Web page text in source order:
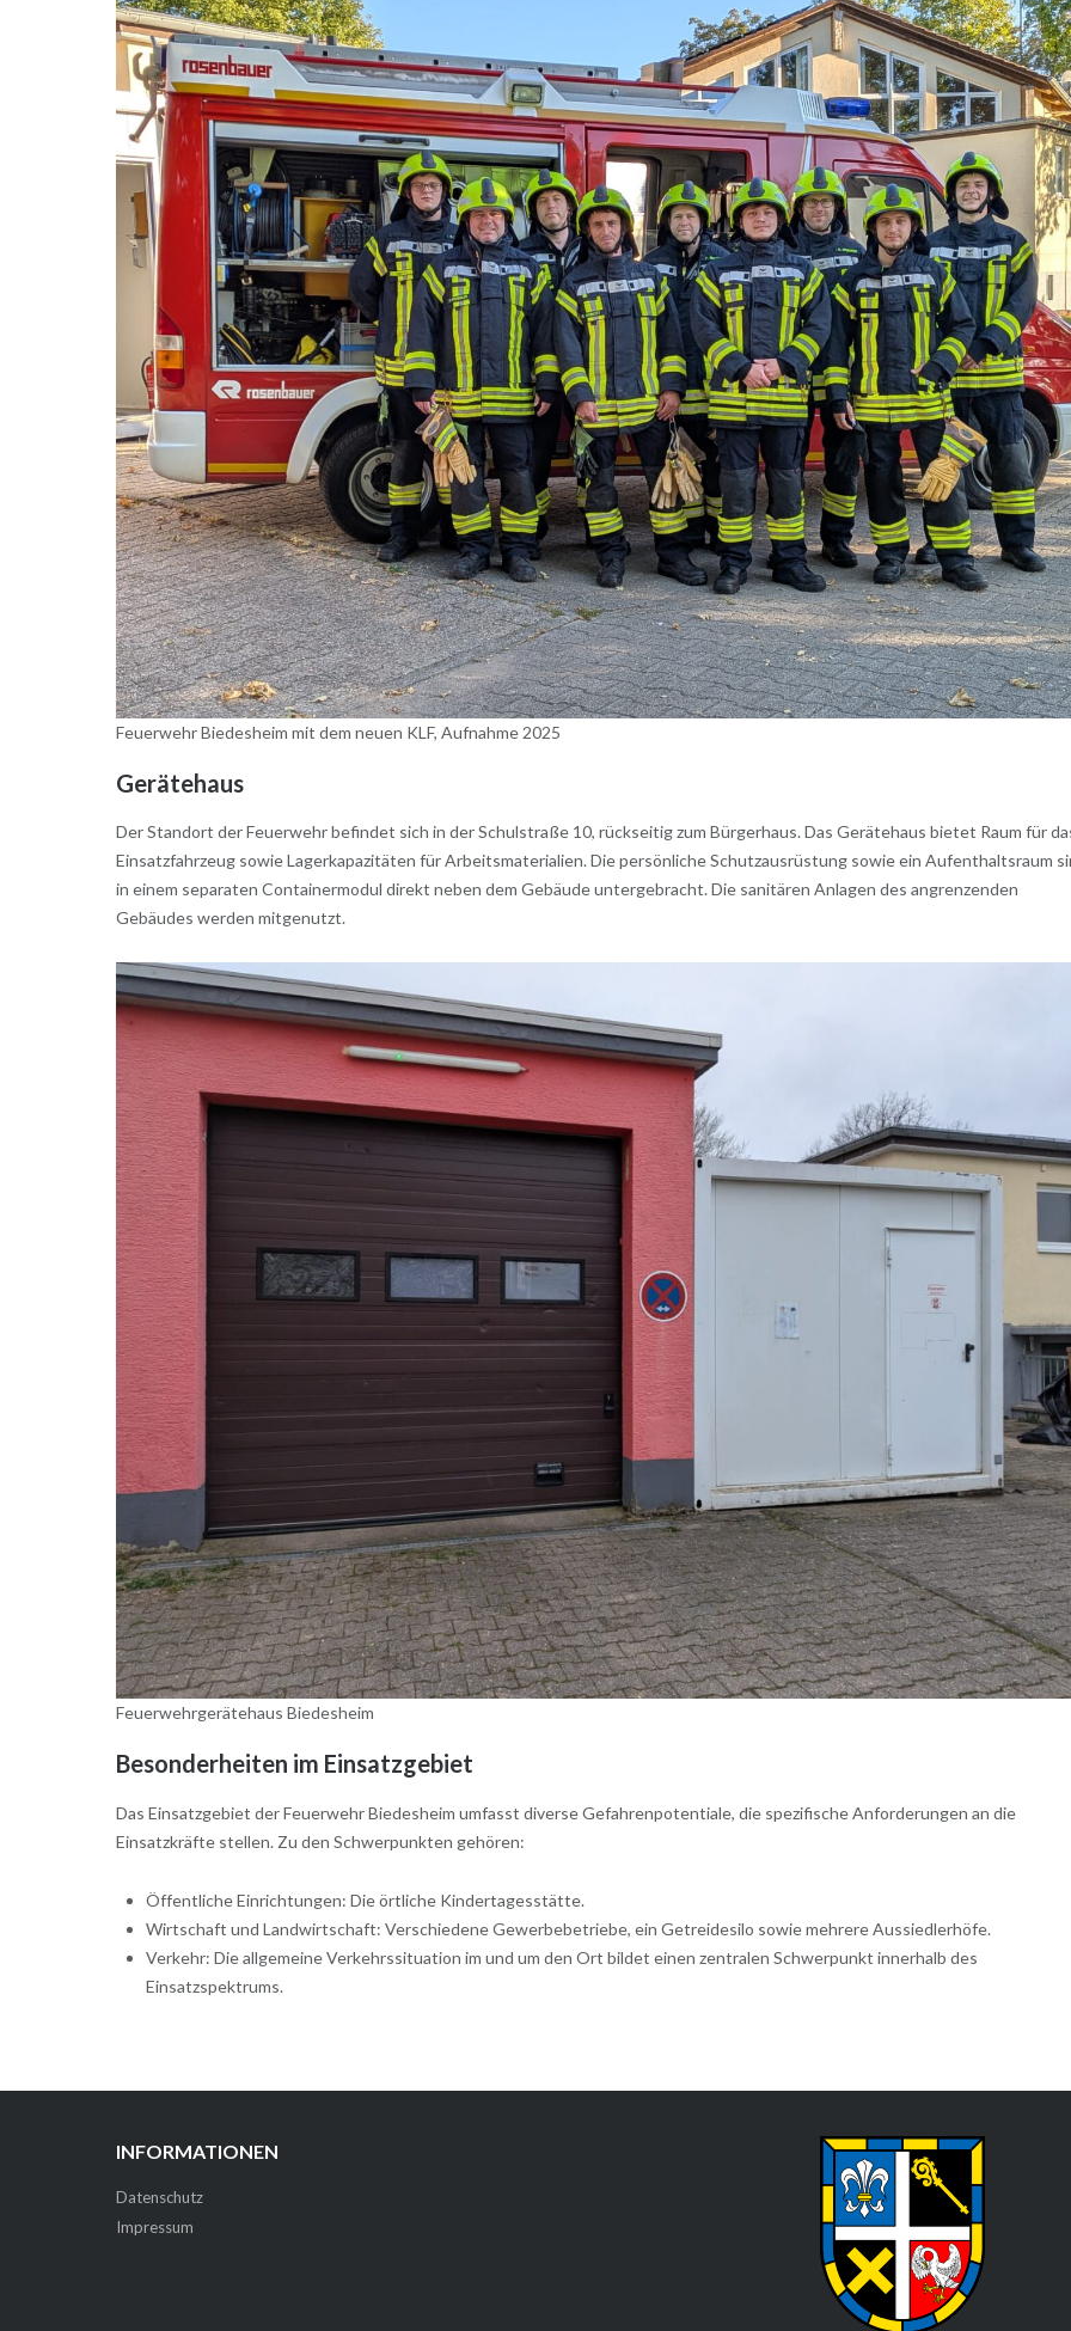
Feuerwehr Biedesheim mit dem neuen KLF, Aufnahme 2025
Gerätehaus
Der Standort der Feuerwehr befindet sich in der Schulstraße 10, rückseitig zum Bürgerhaus. Das Gerätehaus bietet Raum für
Einsatzfahrzeug sowie Lagerkapazitäten für Arbeitsmaterialien. Die persönliche Schutzausrüstung sowie ein Aufenthaltsraum
in einem separaten Containermodul direkt neben dem Gebäude untergebracht. Die sanitären Anlagen des angrenzenden
Gebäudes werden mitgenutzt.
Feuerwehrgerätehaus Biedesheim
Besonderheiten im Einsatzgebiet
Das Einsatzgebiet der Feuerwehr Biedesheim umfasst diverse Gefahrenpotentiale, die spezifische Anforderungen an die
Einsatzkräfte stellen. Zu den Schwerpunkten gehören:
Öffentliche Einrichtungen: Die örtliche Kindertagesstätte.
Wirtschaft und Landwirtschaft: Verschiedene Gewerbebetriebe, ein Getreidesilo sowie mehrere Aussiedlerhöfe.
Verkehr: Die allgemeine Verkehrssituation im und um den Ort bildet einen zentralen Schwerpunkt innerhalb des
Einsatzspektrums.
INFORMATIONEN
Datenschutz
Impressum